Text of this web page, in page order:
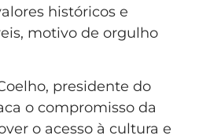
históricos e
motivo de orgulho
presidente do
o compromisso da
o acesso à cultura e